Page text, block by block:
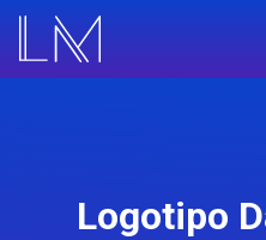
Logotipo